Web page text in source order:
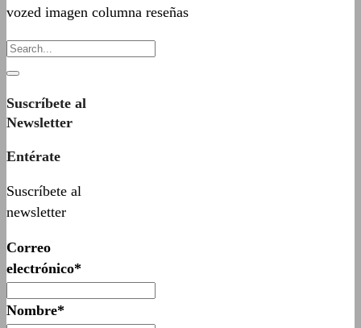
vozed imagen columna reseñas
Suscríbete al
Newsletter
Entérate
Suscríbete al
newsletter
Correo
electrónico*
Nombre*